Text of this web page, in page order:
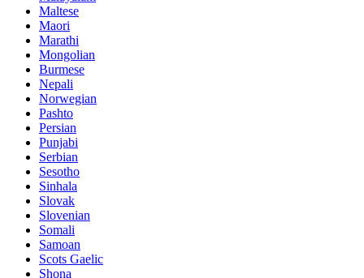
Maltese
Maori
Marathi
Mongolian
Burmese
Nepali
Norwegian
Pashto
Persian
Punjabi
Serbian
Sesotho
Sinhala
Slovak
Slovenian
Somali
Samoan
Scots Gaelic
Shona